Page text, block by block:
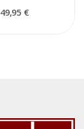
49,95 €